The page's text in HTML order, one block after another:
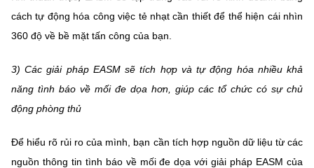
cách tự động hóa công việc tẻ nhạt cần thiết để thể hiện cái nhìn
360 độ về bề mặt tấn công của bạn.
3) Các giải pháp EASM sẽ tích hợp và tự động hóa nhiều khả
năng tình báo về mối đe dọa hơn, giúp các tổ chức có sự chủ
động phòng thủ
Để hiểu rõ rủi ro của mình, bạn cần tích hợp nguồn dữ liệu từ các
nguồn thông tin tình báo về mối đe dọa với giải pháp EASM của